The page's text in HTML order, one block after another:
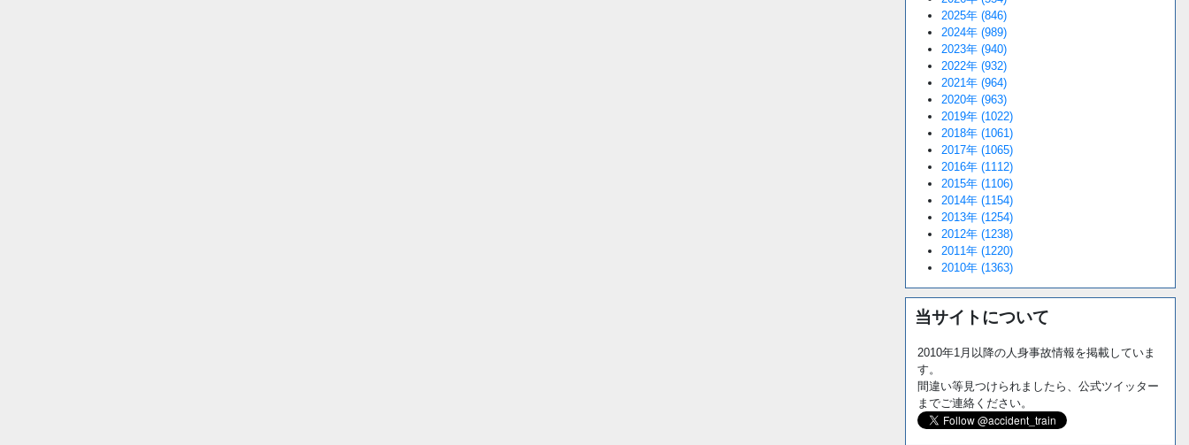
2025年 (846)
2024年 (989)
2023年 (940)
2022年 (932)
2021年 (964)
2020年 (963)
2019年 (1022)
2018年 (1061)
2017年 (1065)
2016年 (1112)
2015年 (1106)
2014年 (1154)
2013年 (1254)
2012年 (1238)
2011年 (1220)
2010年 (1363)
当サイトについて
2010年1月以降の人身事故情報を掲載していま
す。
間違い等見つけられましたら、公式ツイッター
までご連絡ください。